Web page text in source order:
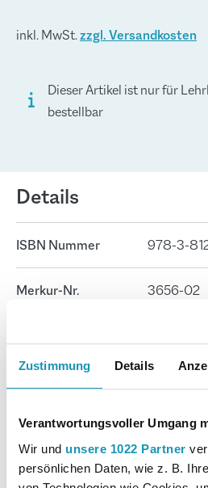
Zustimmung Details
Verantwortungsvoller Umgang
Wir und unsere 1022 Partner
persönlichen Daten, wie z. B.
inkl. MwSt.zzgl. Versandkosten
Dieser Artikel ist nur für
bestellbar
Details
ISBN Nummer 978-3-
Merkur-Nr. 3656-02
Autor:in
Lennartz,
Speth,